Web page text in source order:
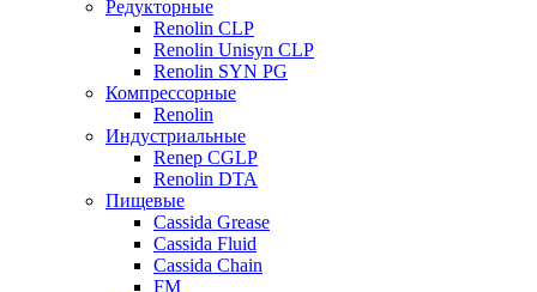
Редукторные
Renolin CLP
Renolin Unisyn CLP
Renolin SYN PG
Компрессорные
Renolin
Индустриальные
Renep CGLP
Renolin DTA
Пищевые
Cassida Grease
Cassida Fluid
Cassida Chain
FM